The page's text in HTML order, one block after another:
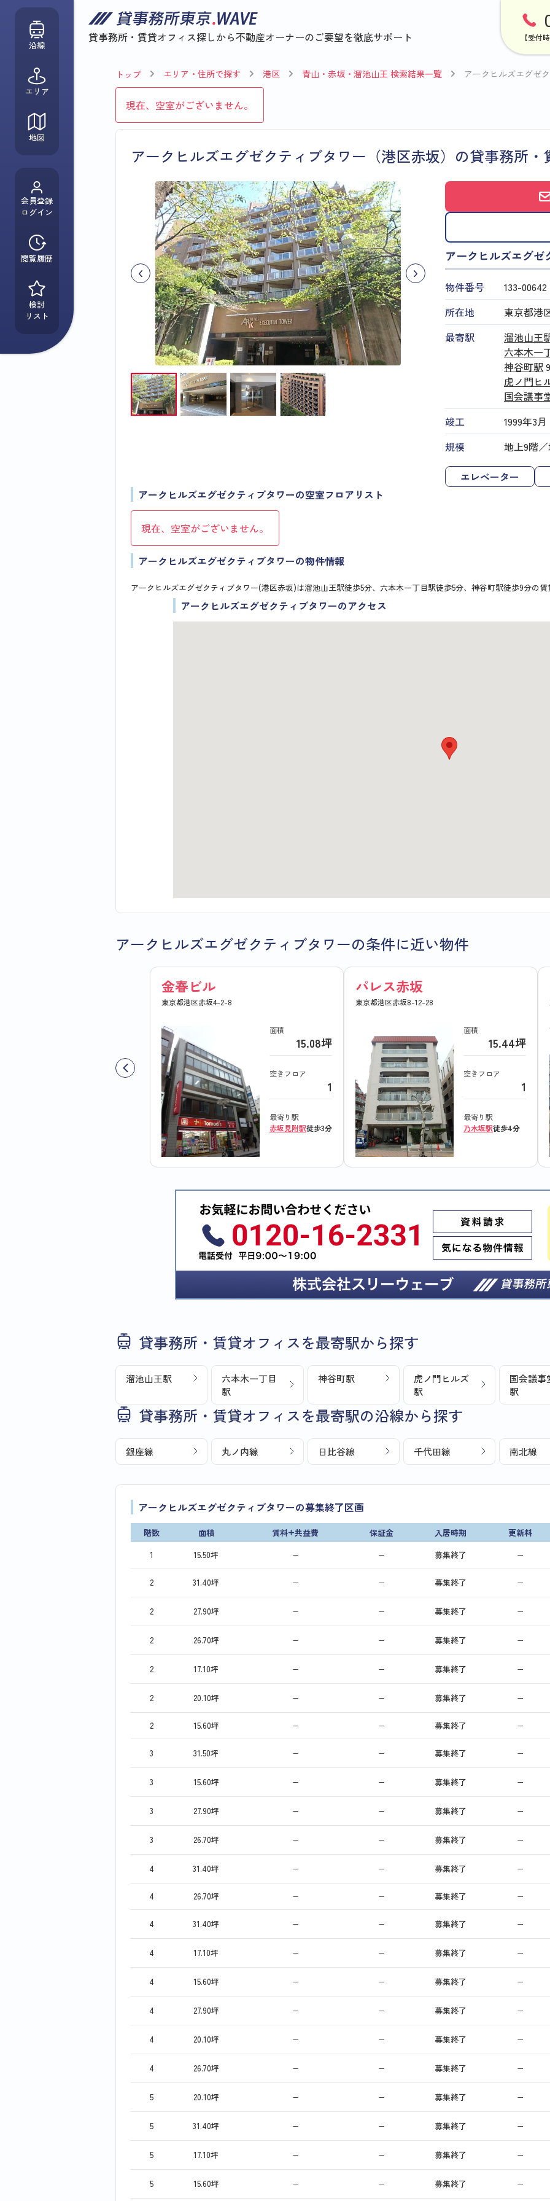
貸事務所・賃貸オフィス探しから不動産オーナーのご要望を徹底サポート 【受付
沿線
エリア
地図
会員登録
ログイン
閲覧履歴
検討
リスト
トップ エリア・住所で探す 港区 青山・赤坂・溜池山王 検索結果一覧 アークヒルズエグゼ
現在、空室がございません。
アークヒルズエグゼクティブタワー（港区赤坂）の貸事務所・
アークヒルズエグゼ
物件番号
133​-​00642
所在地
東京都港
最寄駅
溜池山王
六本木一
神谷町駅
虎ノ門ヒ
国会議事
竣工
1999年3月
規模
地上9階
エレベーター
アークヒルズエグゼクティブタワーの空室フロアリスト
現在、空室がございません。
アークヒルズエグゼクティブタワーの物件情報
アークヒルズエグゼクティブタワー(港区赤坂)は溜池山王駅徒歩5分、六本木一丁目駅徒歩5分、神谷町駅徒歩9分の賃
アークヒルズエグゼクティブタワーのアクセス
アークヒルズエグゼクティブタワーの条件に近い物件
金春ビル
東京都港区赤坂4-2-8
面積
15.08坪
空きフロア
1
最寄り駅
赤坂見附駅徒歩3分
パレス赤坂
東京都港区赤坂8-12-28
面積
15.44坪
空きフロア
1
最寄り駅
乃木坂駅徒歩4分
貸事務所・賃貸オフィスを最寄駅から探す
溜池山王駅
六本木一丁目
駅
神谷町駅
虎ノ門ヒルズ
駅
国会議事
駅
貸事務所・賃貸オフィスを最寄駅の沿線から探す
銀座線 丸ノ内線 日比谷線 千代田線 南北線
アークヒルズエグゼクティブタワーの募集終了区画
階数 面積 賃料+共益費 保証金 入居時期 更新料
1
15.50坪 − − 募集終了 −
2 31.40坪 − − 募集終了 −
2 27.90坪 − − 募集終了 −
2 26.70坪 − − 募集終了 −
2 17.10坪 − − 募集終了 −
2 20.10坪 − − 募集終了 −
2 15.60坪 − − 募集終了 −
3 31.50坪 − − 募集終了 −
3 15.60坪 − − 募集終了 −
3 27.90坪 − − 募集終了 −
3 26.70坪 − − 募集終了 −
4 31.40坪 − − 募集終了 −
4 26.70坪 − − 募集終了 −
4 31.40坪 − − 募集終了 −
4 17.10坪 − − 募集終了 −
4 15.60坪 − − 募集終了 −
4 27.90坪 − − 募集終了 −
4 20.10坪 − − 募集終了 −
4 26.70坪 − − 募集終了 −
5 20.10坪 − − 募集終了 −
5 31.40坪 − − 募集終了 −
5 17.10坪 − − 募集終了 −
5 15.60坪 − − 募集終了 −